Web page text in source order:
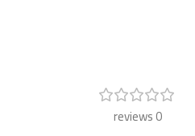
0 reviews